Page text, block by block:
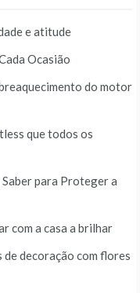
e atitude
Ocasião
do motor
que todos os
para Proteger a
com a casa a brilhar
decoração com flores